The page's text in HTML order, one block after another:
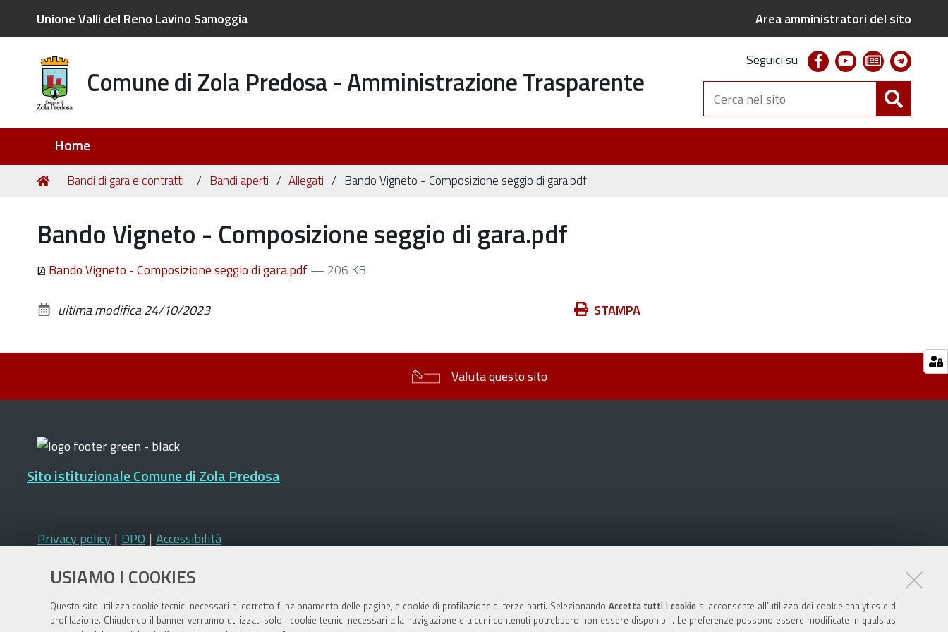
USIAMO I COOKIES
Questo sito utilizza cookie tecnici necessari al corretto funzionamento delle pagine, e cookie di profilazione di terze parti. Selezionando Accetta tutti i cookiesi acconsente all’utilizzo dei cookie analytics e di
profilazione. Chiudendo il banner verranno utilizzati solo i cookie tecnici necessari alla navigazione e alcuni contenuti potrebbero non essere disponibili. Le preferenze possono essere modificate in qualsiasi
Unione Valli del Reno Lavino Samoggia Area amministratori del sito
Comune di Zola Predosa - Amministrazione Trasparente
Seguici su facebookyoutubenewsletter
Cerca
nel
sito
Home
Tu
Home
Bandi di gara e contratti Bandi aperti Allegati Bando Vigneto - Composizione seggio di gara.pdf
Bando Vigneto - Composizione seggio di gara.pdf
Bando Vigneto - Composizione seggio di gara.pdf— 206 KB
Azioni STAMPA
ultima modifica24/10/2023
Valuta questo sito
Sito istituzionale Comune di Zola Predosa
Privacy policy | DPO | Accessibilità